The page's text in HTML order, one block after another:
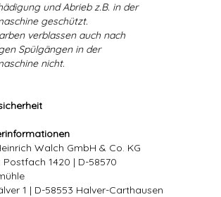
und Abrieb z.B. in der
geschützt.
verblassen auch nach
Spülgängen in der
nicht.
Walch GmbH & Co. KG
Postfach 1420 | D-58570
1 | D-58553 Halver-Carthausen